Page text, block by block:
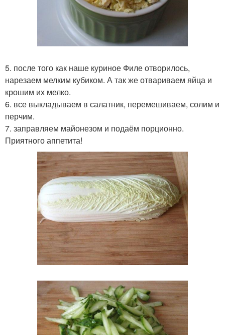
5. после того как наше куриное Филе отворилось,
нарезаем мелким кубиком. А так же отвариваем яйца и
крошим их мелко.
6. все выкладываем в салатник, перемешиваем, солим и
перчим.
7. заправляем майонезом и подаём порционно.
Приятного аппетита!